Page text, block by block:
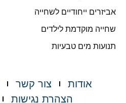
אביזרים ייחודיים לשחייה
שחייה מוקדמת לילדים
תנועות מים טבעיות
אודות צור קשר
הצהרת נגישות